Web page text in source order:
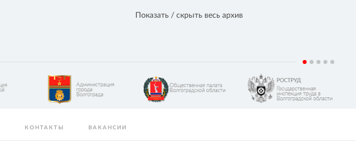
Показать / скрыть весь архив
КОНТАКТЫ ВАКАНСИИ